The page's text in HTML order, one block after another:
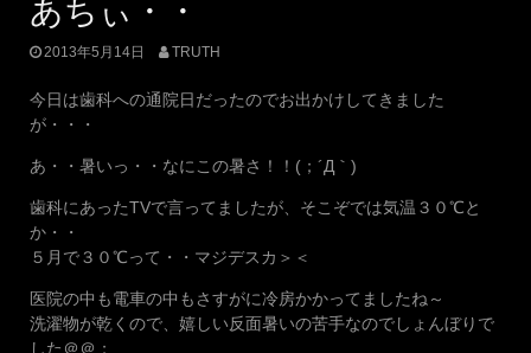
2013年5月14日 TRUTH
今日は歯科への通院日だったのでお出かけしてきました
が・・・
あ・・暑いっ・・なにこの暑さ！！(；´Д｀)
歯科にあったTVで言ってましたが、そこぞでは気温３０℃と
か・・
５月で３０℃って・・マジデスカ＞＜
医院の中も電車の中もさすがに冷房かかってましたね～
洗濯物が乾くので、嬉しい反面暑いの苦手なのでしょんぼりで
した＠＠；